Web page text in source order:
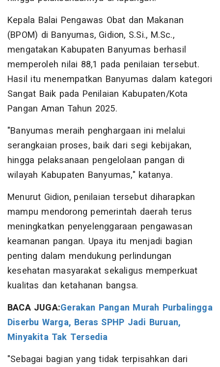
Kepala Balai Pengawas Obat dan Makanan
(BPOM) di Banyumas, Gidion, S.Si., M.Sc.,
mengatakan Kabupaten Banyumas berhasil
memperoleh nilai 88,1 pada penilaian tersebut.
Hasil itu menempatkan Banyumas dalam kategori
Sangat Baik pada Penilaian Kabupaten/Kota
Pangan Aman Tahun 2025.
"Banyumas meraih penghargaan ini melalui
serangkaian proses, baik dari segi kebijakan,
hingga pelaksanaan pengelolaan pangan di
wilayah Kabupaten Banyumas," katanya.
Menurut Gidion, penilaian tersebut diharapkan
mampu mendorong pemerintah daerah terus
meningkatkan penyelenggaraan pengawasan
keamanan pangan. Upaya itu menjadi bagian
penting dalam mendukung perlindungan
kesehatan masyarakat sekaligus memperkuat
kualitas dan ketahanan bangsa.
BACA JUGA:Gerakan Pangan Murah Purbalingga
Diserbu Warga, Beras SPHP Jadi Buruan,
Minyakita Tak Tersedia
"Sebagai bagian yang tidak terpisahkan dari